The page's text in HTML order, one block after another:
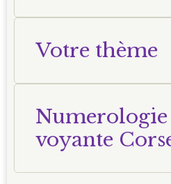
Votre thème
voyante